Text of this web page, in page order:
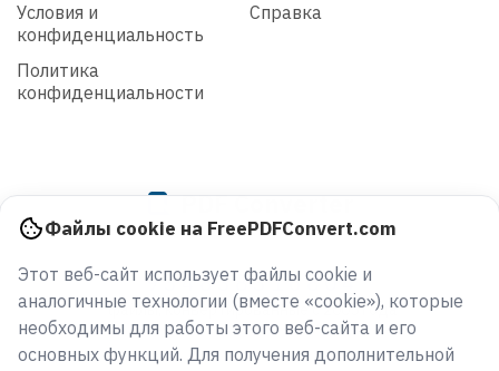
Условия и
конфиденциальность
Политика
конфиденциальности
Справка
PDF Converter
934838316804
файлы, конвертированные с 2005 года
Файлы cookie на FreePDFConvert.com
Этот веб-сайт использует файлы cookie и
аналогичные технологии (вместе «cookie»), которые
необходимы для работы этого веб-сайта и его
основных функций. Для получения дополнительной